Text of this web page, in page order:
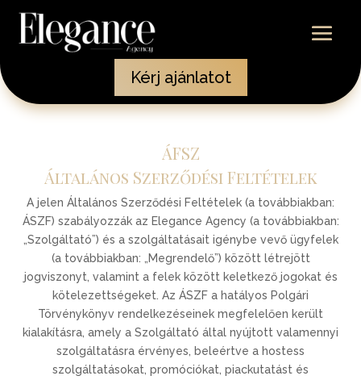
Kérj ajánlatot
ÁFSZ
Általános Szerződési Feltételek
A jelen Általános Szerződési Feltételek (a továbbiakban:
ÁSZF) szabályozzák az Elegance Agency (a továbbiakban:
„Szolgáltató”) és a szolgáltatásait igénybe vevő ügyfelek
(a továbbiakban: „Megrendelő”) között létrejött
jogviszonyt, valamint a felek között keletkező jogokat és
kötelezettségeket. Az ÁSZF a hatályos Polgári
Törvénykönyv rendelkezéseinek megfelelően került
kialakításra, amely a Szolgáltató által nyújtott valamennyi
szolgáltatásra érvényes, beleértve a hostess
szolgáltatásokat, promóciókat, piackutatást és